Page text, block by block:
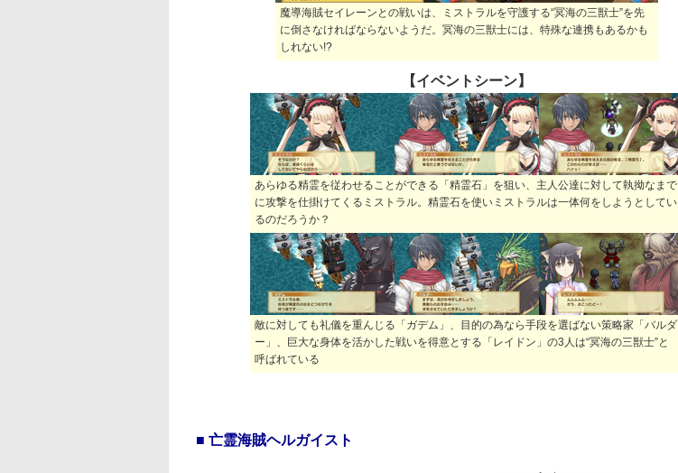
魔導海賊セイレーンとの戦いは、ミストラルを守護する“冥海の三獣士”を先
に倒さなければならないようだ。冥海の三獣士には、特殊な連携もあるかも
しれない!?
【イベントシーン】
あらゆる精霊を従わせることができる「精霊石」を狙い、主人公達に対して執拗なまで
に攻撃を仕掛けてくるミストラル。精霊石を使いミストラルは一体何をしようとしてい
るのだろうか？
敵に対しても礼儀を重んじる「ガデム」、目的の為なら手段を選ばない策略家「バルダ
ー」、巨大な身体を活かした戦いを得意とする「レイドン」の3人は“冥海の三獣士”と
呼ばれている
■ 亡霊海賊ヘルガイスト